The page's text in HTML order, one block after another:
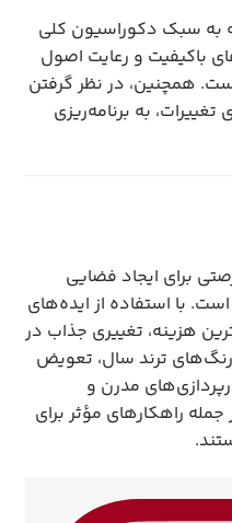
به سبک دکوراسیون کلی
باکیفیت و رعایت اصول
است. همچنین، در نظر گرفتن
تغییرات، به برنامه‌ریزی
برای ایجاد فضایی
با استفاده از ایده‌های
هزینه، تغییری جذاب در
رنگ‌های ترند سال، تعویض
مدرن و
راهکارهای مؤثر برای